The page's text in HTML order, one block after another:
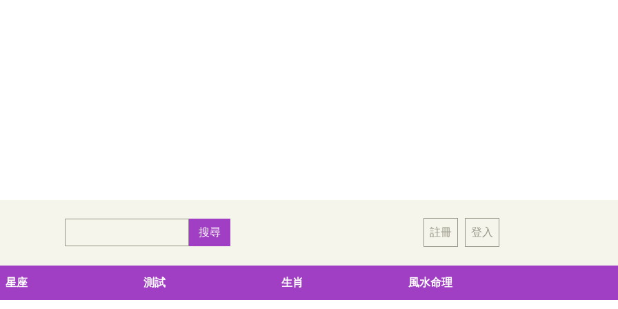
註冊 登入
星座 測試 生肖 風水命理